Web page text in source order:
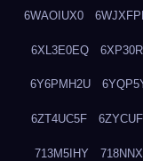
6WAOIUX0
6XL3E0EQ
6Y6PMH2U
6ZT4UC5F
713M5IHY